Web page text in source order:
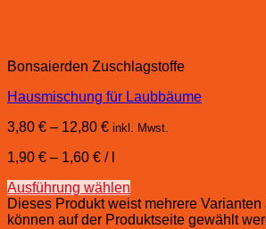
Bonsaierden Zuschlagstoffe
Hausmischung für Laubbäume
3,80 € – 12,80 € inkl. Mwst.
1,90 € – 1,60 € /
Ausführung wählen
Dieses Produkt weist mehrere
können auf der Produktseite gewählt